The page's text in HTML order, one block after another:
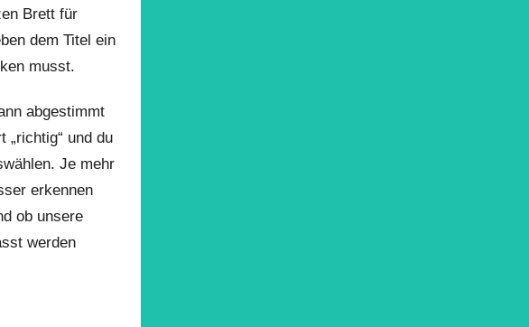
Brett für
dem Titel ein
musst.
abgestimmt
„richtig“ und du
Je mehr
erkennen
ob unsere
werden